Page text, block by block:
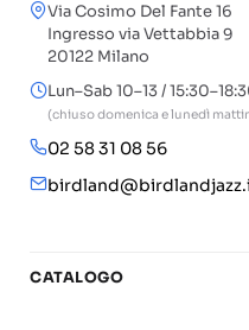
Via Cosimo Del Fante 16
Ingresso via Vettabbia 9
20122 Milano
Lun–Sab 10–13 /
(chiuso domenica e lunedì
02 58 31 08 56
CATALOGO